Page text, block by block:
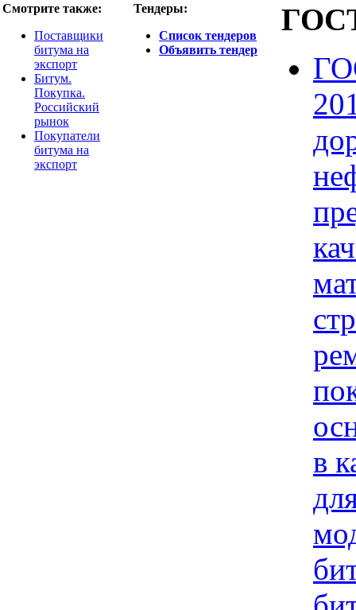
Смотрите также:
Поставщики
битума на
экспорт
Битум.
Покупка.
Российский
рынок
Покупатели
битума на
экспорт
Тендеры:
Список тендеров
Объявить тендер
в